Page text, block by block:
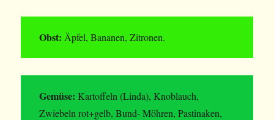
Obst: Äpfel, Bananen, Zitronen.
Gemüse:Kartoffeln (Linda), Knoblauch,
Zwiebeln rot+gelb, Bund- Möhren, Pastinaken,